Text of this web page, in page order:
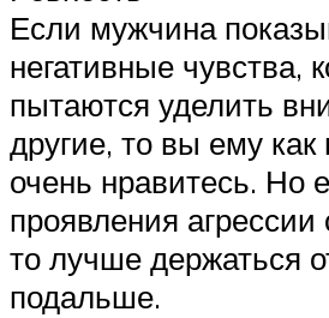
Если мужчина
негативные чувства,
пытаются уделить
другие, то вы ему
очень нравитесь. Но
проявления агрессии
то лучше держаться
подальше.